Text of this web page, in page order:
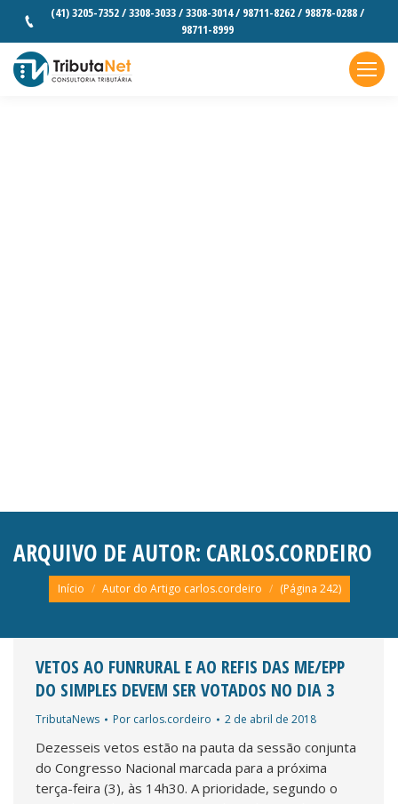
(41) 3205-7352 / 3308-3033 / 3308-3014 / 98711-8262 / 98878-0288 /
98711-8999
ARQUIVO DE AUTOR: CARLOS.CORDEIRO
Você está aqui:
Início Autor do Artigo carlos.cordeiro (Página 242)
VETOS AO FUNRURAL E AO REFIS DAS ME/EPP
DO SIMPLES DEVEM SER VOTADOS NO DIA 3
TributaNews Por carlos.cordeiro 2 de abril de 2018
Dezesseis vetos estão na pauta da sessão conjunta
do Congresso Nacional marcada para a próxima
terça-feira (3), às 14h30. A prioridade, segundo o